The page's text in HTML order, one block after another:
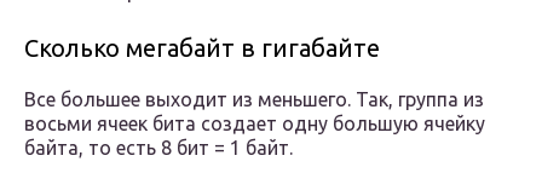
Сколько мегабайт в гигабайте
Все большее выходит из меньшего. Так, группа из
восьми ячеек бита создает одну большую ячейку
байта, то есть 8 бит = 1 байт.